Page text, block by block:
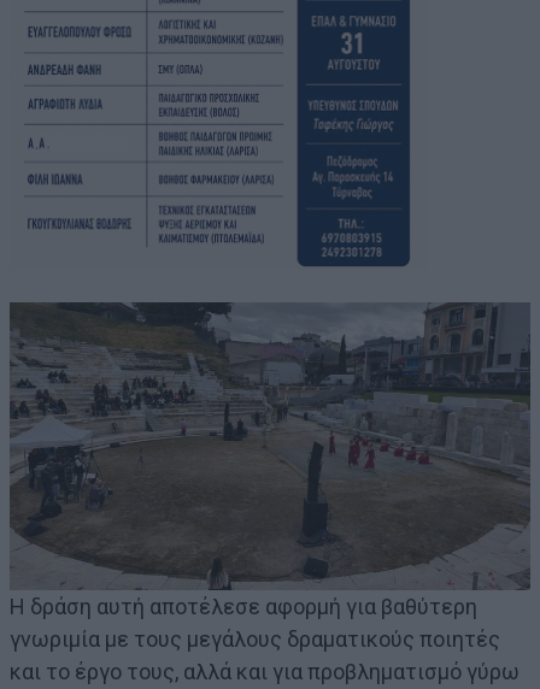
Η δράση αυτή αποτέλεσε αφορμή για βαθύτερη
γνωριμία με τους μεγάλους δραματικούς ποιητές
και το έργο τους, αλλά και για προβληματισμό γύρω